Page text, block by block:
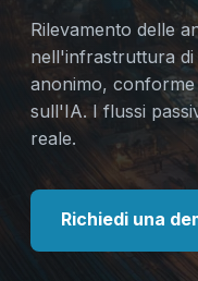
Rilevamento delle
nell'infrastruttura di
anonimo, conforme
sull'IA. I flussi
reale.
Richiedi una